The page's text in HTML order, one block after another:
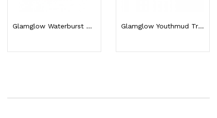
Glamglow Waterburst Soin Hydratant & Eclat 50 Ml Glamglow Youthmud Traitement Stimulant D'éclat 50g